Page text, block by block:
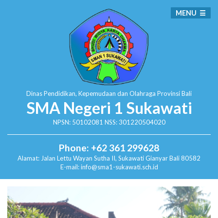
Dinas Pendidikan, Kepemudaan dan Olahraga Provinsi Bali
SMA Negeri 1 Sukawati
NPSN: 50102081 NSS: 301220504020
Phone: +62 361 299628
Alamat: Jalan Lettu Wayan Sutha II, SukawatiGianyar Bali 80582
E-mail: info@sma1-sukawati.sch.id
MENU